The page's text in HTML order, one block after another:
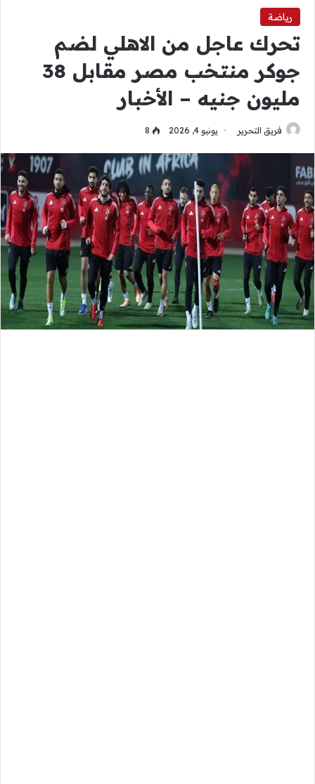
رياضة
تحرك عاجل من الاهلي لضم
جوكر منتخب مصر مقابل 38
مليون جنيه – الأخبار
فريق التحرير يونيو 4, 2026 8